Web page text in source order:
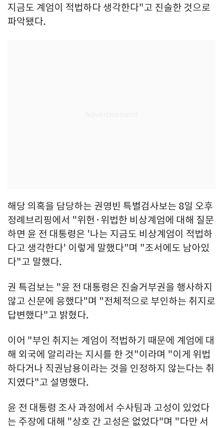
지금도 계엄이 적법하다 생각한다"고 진술한 것으로
파악됐다.
해당 의혹을 담당하는 권영빈 특별검사보는 8일 오후
정례브리핑에서 "위헌·위법한 비상계엄에 대해 질문
하면 윤 전 대통령은 '나는 지금도 비상계엄이 적법하
다고 생각한다' 이렇게 말했다"며 "조서에도 남아있
다"고 말했다.
권 특검보는 "윤 전 대통령은 진술거부권을 행사하지
않고 신문에 응했다"며 "전체적으로 부인하는 취지로
답변했다"고 밝혔다.
이어 "부인 취지는 계엄이 적법하기 때문에 계엄에 대
해 외국에 알리라는 지시를 한 것"이라며 "이게 위법
하다거나 직권남용이라는 것을 인정하지 않는다는 취
지였다"고 설명했다.
윤 전 대통령 조사 과정에서 수사팀과 고성이 있었다
는 주장에 대해 "상호 간 고성은 없었다"며 "다만 서